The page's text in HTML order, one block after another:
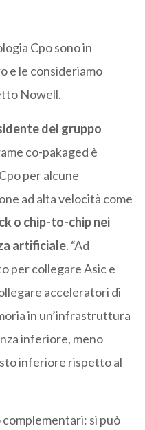
Cpo sono in
e le consideriamo
Nowell.
del gruppo
co-pakaged è
per alcune
ad alta velocità come
o chip-to-chip nei
artificiale. “Ad
per collegare Asic e
acceleratori di
in un’infrastruttura
inferiore, meno
inferiore rispetto al
si può